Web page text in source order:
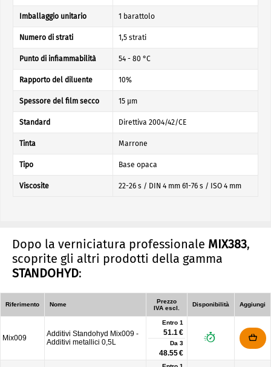
Imballaggio unitario 1 barattolo
Numero di strati 1,5 strati
Punto di infiammabilità 54 - 80 °C
Rapporto del diluente 10%
Spessore del film secco 15 µm
Standard Direttiva 2004/42/CE
Tinta Marrone
Tipo Base opaca
Viscosite 22-26 s / DIN 4 mm 61-76 s / ISO 4 mm
Dopo la verniciatura professionale MIX383,
scoprite gli altri prodotti della gamma
STANDOHYD:
Riferimento Nome
Prezzo
IVA escl.
Disponibilità Aggiungi
Mix009
Additivi Standohyd Mix009 -
Additivi metallici 0,5L
Entro 1
51.1 €
Da 3
48.55 €